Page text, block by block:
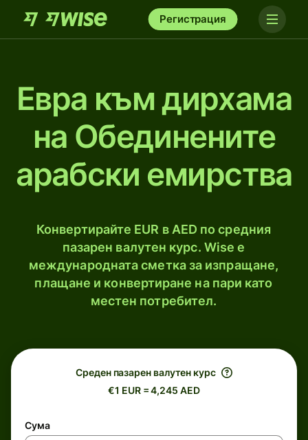
Регистрация
Евра към дирхамa
на Обединените
арабски емирства
Конвертирайте EUR в AED по средния
пазарен валутен курс. Wise е
международната сметка за изпращане,
плащане и конвертиране на пари като
местен потребител.
Среден пазарен валутен курс
€1 EUR = 4,245 AED
Сума